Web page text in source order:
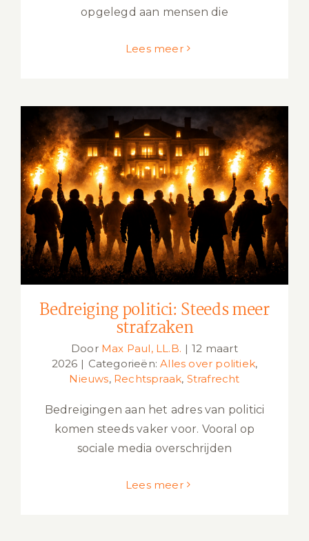
opgelegd aan mensen die
Lees meer
Bedreiging politici: Steeds meer
strafzaken
Bedreiging politici: Steeds meer
strafzaken
Door Max Paul, LL.B. | 12 maart
2026 | Categorieën:Alles over politiek,
Nieuws, Rechtspraak, Strafrecht
Bedreigingen aan het adres van politici
komen steeds vaker voor. Vooral op
sociale media overschrijden
Lees meer